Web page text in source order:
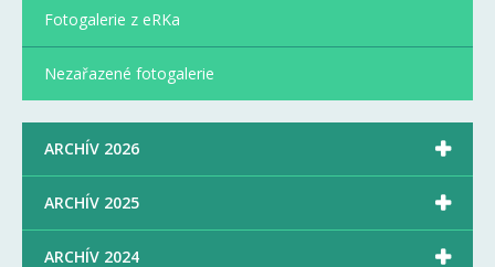
Fotogalerie z eRKa
Nezařazené fotogalerie
ARCHÍV 2026 
ARCHÍV 2025 
ARCHÍV 2024 